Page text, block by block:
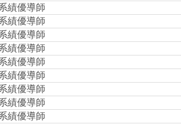
績優導師
績優導師
績優導師
績優導師
績優導師
績優導師
績優導師
績優導師
績優導師